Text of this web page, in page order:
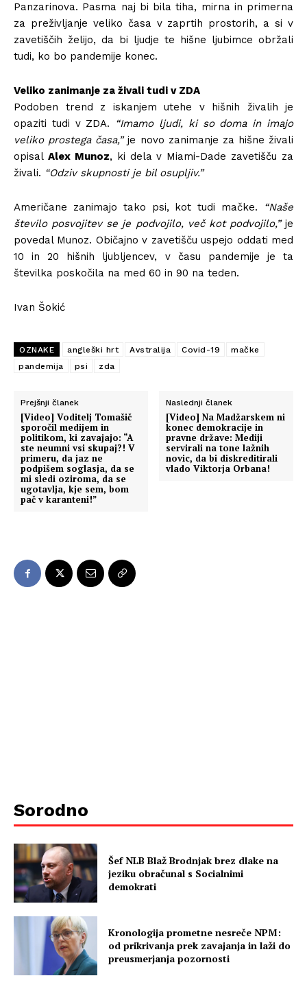
Panzarinova. Pasma naj bi bila tiha, mirna in primerna
za preživljanje veliko časa v zaprtih prostorih, a si v
zavetiščih želijo, da bi ljudje te hišne ljubimce obržali
tudi, ko bo pandemije konec.
Veliko zanimanje za živali tudi v ZDA
Podoben trend z iskanjem utehe v hišnih živalih je
opaziti tudi v ZDA. “Imamo ljudi, ki so doma in imajo
veliko prostega časa,”je novo zanimanje za hišne živali
opisal Alex Munoz, ki dela v Miami-Dade zavetišču za
živali. “Odziv skupnosti je bil osupljiv.”
Američane zanimajo tako psi, kot tudi mačke.
“Naše
število posvojitev se je podvojilo, več kot podvojilo,”je
povedal Munoz. Običajno v zavetišču uspejo oddati med
10 in 20 hišnih ljubljencev, v času pandemije je ta
številka poskočila na med 60 in 90 na teden.
Ivan Šokić
OZNAKE angleški hrt Avstralija Covid-19
mačke
pandemija
psi zda
Prejšnji članek
[Video] Voditelj Tomašič
sporočil medijem in
politikom, ki zavajajo: “A
ste neumni vsi skupaj?! V
primeru, da jaz ne
podpišem soglasja, da se
mi sledi oziroma, da se
ugotavlja, kje sem, bom
pač v karanteni!”
Naslednji članek
[Video] Na Madžarskem ni
konec demokracije in
pravne države: Mediji
servirali na tone lažnih
novic, da bi diskreditirali
vlado Viktorja Orbana!
Sorodno
Šef NLB Blaž Brodnjak brez dlake na
jeziku obračunal s Socialnimi
demokrati
Kronologija prometne nesreče NPM:
od prikrivanja prek zavajanja in laži do
preusmerjanja pozornosti